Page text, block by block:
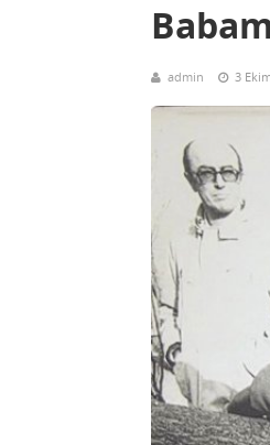
admin 3